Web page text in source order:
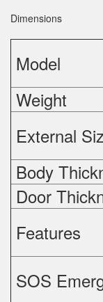
Dimensions
Model
Weight
External
Body
Door
Features
SOS